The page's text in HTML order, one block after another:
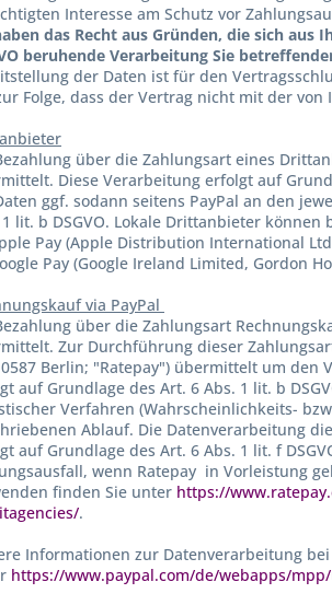
Interesse am Schutz vor
das Recht aus Gründen, die sich
beruhende Verarbeitung Sie
der Daten ist für den
Folge, dass der Vertrag nicht mit der
über die Zahlungsart eines
Diese Verarbeitung erfolgt auf
ggf. sodann seitens PayPal an den
lit. b DSGVO. Lokale Drittanbieter können
Pay (Apple Distribution International
Pay (Google Ireland Limited, Gordon
via PayPal
über die Zahlungsart
Zur Durchführung dieser
Berlin; "Ratepay") übermittelt um
auf Grundlage des Art. 6 Abs. 1 lit. b
Verfahren (Wahrscheinlichkeits-
Ablauf. Die Datenverarbeitung
auf Grundlage des Art. 6 Abs. 1 lit. f
wenn Ratepay in Vorleistung
finden Sie unter https://
.
Informationen zur Datenverarbeitung
https://www.paypal.com/de/webapps/